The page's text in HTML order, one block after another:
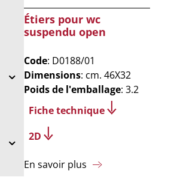
Étiers pour wc
suspendu open
Code: D0188/01
Dimensions: cm. 46X32
Poids de l'emballage: 3.2
Fiche technique
2D
En savoir plus